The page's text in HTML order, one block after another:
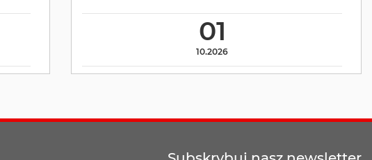
01
10.2026